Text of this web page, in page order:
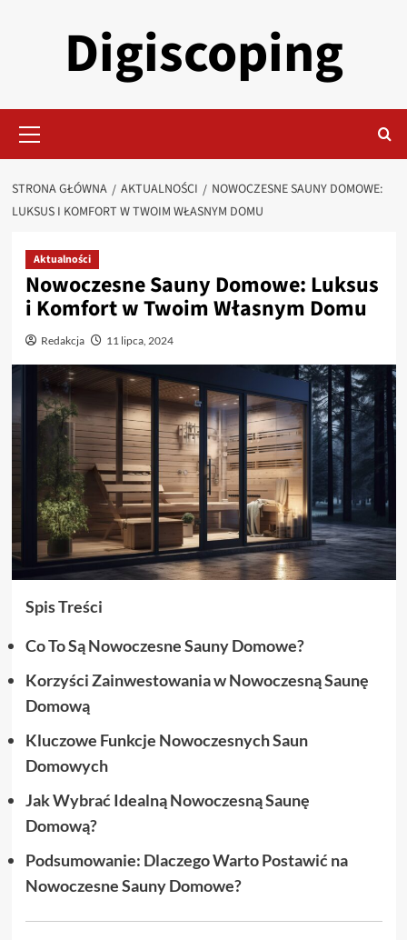
Digiscoping
główne
STRONA GŁÓWNA AKTUALNOŚCI
NOWOCZESNE SAUNY DOMOWE:
LUKSUS I KOMFORT W TWOIM WŁASNYM DOMU
Aktualności
Nowoczesne Sauny Domowe: Luksus
i Komfort w Twoim Własnym Domu
Redakcja 11 lipca, 2024
Spis Treści
Co To Są Nowoczesne Sauny Domowe?
Korzyści Zainwestowania w Nowoczesną Saunę
Domową
Kluczowe Funkcje Nowoczesnych Saun
Domowych
Jak Wybrać Idealną Nowoczesną Saunę
Domową?
Podsumowanie: Dlaczego Warto Postawić na
Nowoczesne Sauny Domowe?